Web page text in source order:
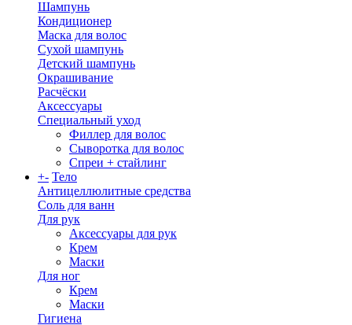
Шампунь
Кондиционер
Маска для волос
Сухой шампунь
Детский шампунь
Окрашивание
Расчёски
Аксессуары
Специальный уход
Филлер для волос
Сыворотка для волос
Спреи + стайлинг
+- Тело
Антицеллюлитные средства
Соль для ванн
Для рук
Аксессуары для рук
Крем
Маски
Для ног
Крем
Маски
Гигиена